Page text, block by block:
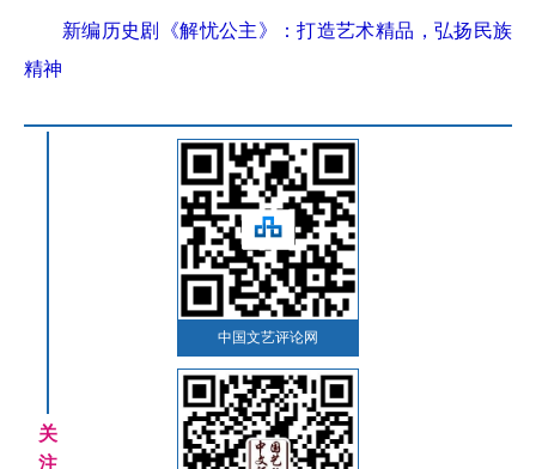
新编历史剧《解忧公主》：打造艺术精品，弘扬民族
精神
关
注
中国文艺评论网